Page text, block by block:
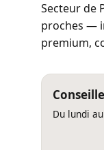
Secteur de
proches —
premium,
Du lundi